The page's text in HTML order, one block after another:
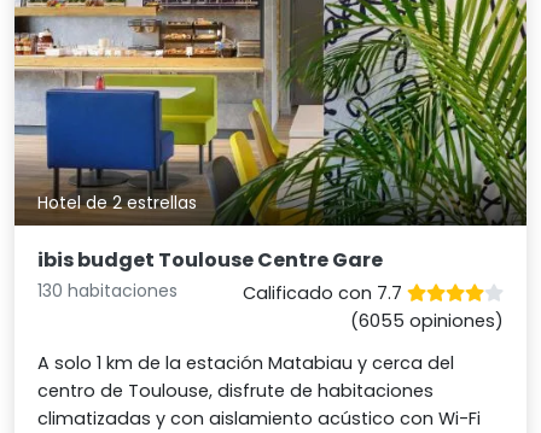
Hotel de 2 estrellas
ibis budget Toulouse Centre Gare
130 habitaciones
Calificado con 7.7
(6055 opiniones)
A solo 1 km de la estación Matabiau y cerca del
centro de Toulouse, disfrute de habitaciones
climatizadas y con aislamiento acústico con Wi-Fi